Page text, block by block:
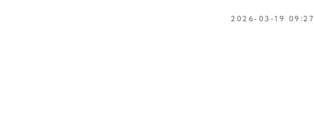
2026-03-19 09:27